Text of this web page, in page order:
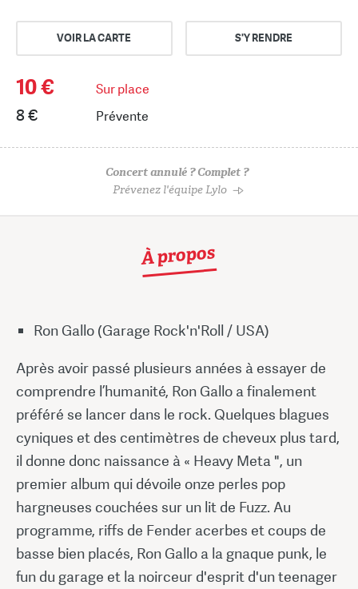
VOIR LA CARTE S'Y RENDRE
10 € Sur place
8 € Prévente
Concert annulé ? Complet ?
Prévenez l'équipe Lylo
À propos
Ron Gallo (Garage Rock'n'Roll / USA)
Après avoir passé plusieurs années à essayer de
comprendre l’humanité, Ron Gallo a finalement
préféré se lancer dans le rock. Quelques blagues
cyniques et des centimètres de cheveux plus tard,
il donne donc naissance à « Heavy Meta ", un
premier album qui dévoile onze perles pop
hargneuses couchées sur un lit de Fuzz. Au
programme, riffs de Fender acerbes et coups de
basse bien placés, Ron Gallo a la gnaque punk, le
fun du garage et la noirceur d'esprit d'un teenager